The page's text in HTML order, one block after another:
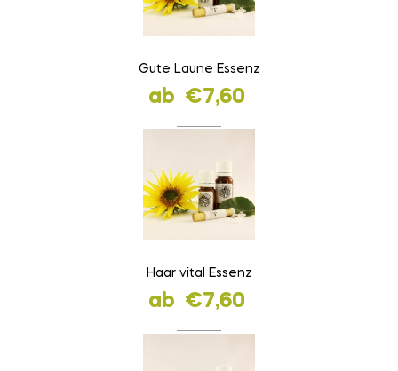
Gute Laune Essenz
ab €7,60
Haar vital Essenz
ab €7,60